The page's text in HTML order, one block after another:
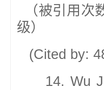
（被引用次
级）
(Cited by:
14. Wu